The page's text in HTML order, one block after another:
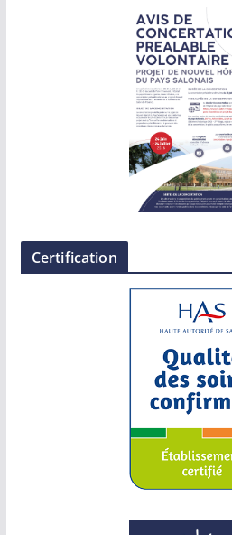
Certification